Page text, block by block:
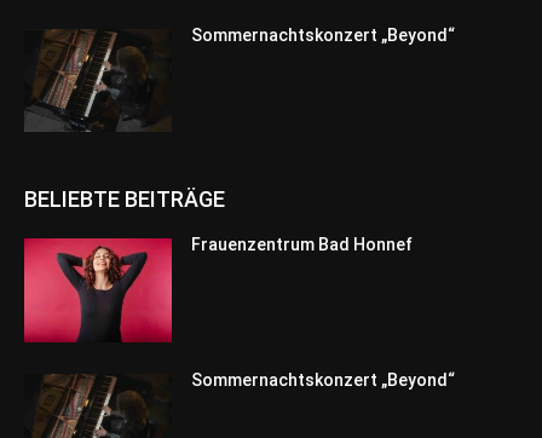
Sommernachtskonzert „Beyond“
BELIEBTE BEITRÄGE
Frauenzentrum Bad Honnef
Sommernachtskonzert „Beyond“